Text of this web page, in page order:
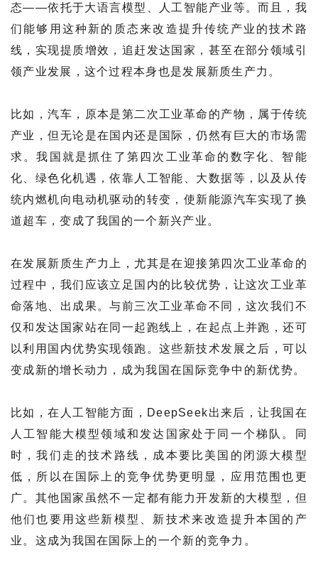
态——依托于大语言模型、人工智能产业等。而且，我
们能够用这种新的质态来改造提升传统产业的技术路
线，实现提质增效，追赶发达国家，甚至在部分领域引
领产业发展，这个过程本身也是发展新质生产力。
比如，汽车，原本是第二次工业革命的产物，属于传统
产业，但无论是在国内还是国际，仍然有巨大的市场需
求。我国就是抓住了第四次工业革命的数字化、智能
化、绿色化机遇，依靠人工智能、大数据等，以及从传
统内燃机向电动机驱动的转变，使新能源汽车实现了换
道超车，变成了我国的一个新兴产业。
在发展新质生产力上，尤其是在迎接第四次工业革命的
过程中，我们应该立足国内的比较优势，让这次工业革
命落地、出成果。与前三次工业革命不同，这次我们不
仅和发达国家站在同一起跑线上，在起点上并跑，还可
以利用国内优势实现领跑。这些新技术发展之后，可以
变成新的增长动力，成为我国在国际竞争中的新优势。
比如，在人工智能方面，DeepSeek出来后，让我国在
人工智能大模型领域和发达国家处于同一个梯队。同
时，我们走的技术路线，成本要比美国的闭源大模型
低，所以在国际上的竞争优势更明显，应用范围也更
广。其他国家虽然不一定都有能力开发新的大模型，但
他们也要用这些新模型、新技术来改造提升本国的产
业。这成为我国在国际上的一个新的竞争力。